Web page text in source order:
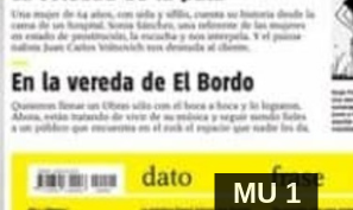
MU 1